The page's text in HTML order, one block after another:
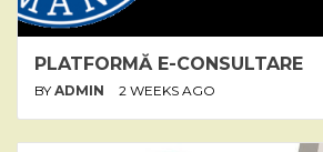
PLATFORMĂ E-CONSULTARE
BY ADMIN 2 WEEKS AGO